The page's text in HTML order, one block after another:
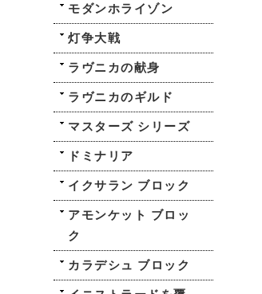
モダンホライゾン
灯争大戦
ラヴニカの献身
ラヴニカのギルド
マスターズ シリーズ
ドミナリア
イクサラン ブロック
アモンケット ブロッ
ク
カラデシュ ブロック